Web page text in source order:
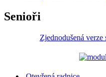
Senioři
Zjednodušená